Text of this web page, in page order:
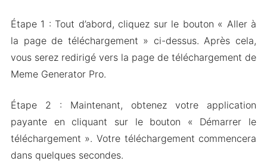
Étape 1 : Tout d’abord, cliquez sur le bouton « Aller à
la page de téléchargement » ci-dessus. Après cela,
vous serez redirigé vers la page de téléchargement de
Meme Generator Pro.
Étape 2 : Maintenant, obtenez votre application
payante en cliquant sur le bouton « Démarrer le
téléchargement ». Votre téléchargement commencera
dans quelques secondes.